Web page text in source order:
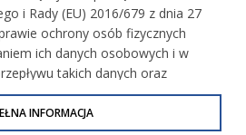
tryb rekrutacji
uczestników, warunki
oraz zasady ich ukończenia
i Rady (EU) 2016/679 z dnia 27
ochrony osób fizycznych
ich danych osobowych i w
takich danych oraz
WE (określane jako RODO, GDPR
o Ochronie Danych
INFORMACJA